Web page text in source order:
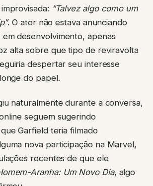
“Talvez algo como um
. O ator não estava anunciando
desenvolvimento, apenas
alta sobre que tipo de reviravolta
despertar seu interesse
do papel.
naturalmente durante a conversa,
seguem sugerindo
Garfield teria filmado
nova participação na Marvel,
recentes de que ele
Aranha: Um Novo Dia, algo